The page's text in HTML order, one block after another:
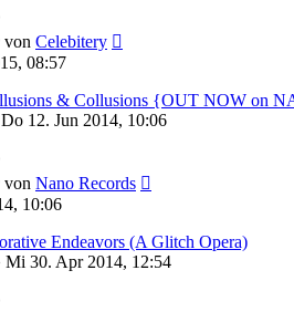
von Celebitery
08:57
& Collusions {OUT NOW on
Do 12. Jun 2014, 10:06
von Nano Records
10:06
Endeavors (A Glitch Opera)
Mi 30. Apr 2014, 12:54